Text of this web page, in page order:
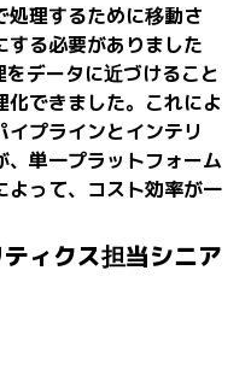
処理するために移動さ
する必要がありました
データに近づけること
できました。これによ
イプラインとインテリ
、単一プラットフォーム
って、コスト効率が一
ィクス担当シニア